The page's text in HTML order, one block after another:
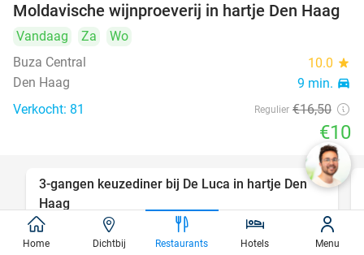
39%
Moldavische wijnproeverij in hartje Den Haag
Vandaag Za
Wo
Buza Central
10.0 star
Den Haag 9 min. directions_car
Verkocht: 81 Regulier €16,50
€10
47%
3-gangen keuzediner bij De Luca in hartje Den
Haag
Vandaag
Morgen Za Di
Home Dichtbij Restaurants Hotels Menu